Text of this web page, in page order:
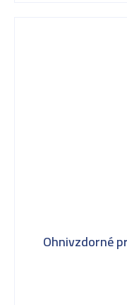
Ohnivzdorné